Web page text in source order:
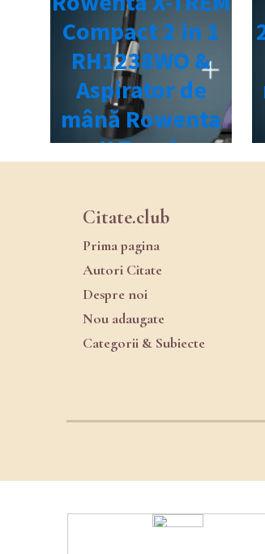
Citate.club
Prima pagina
Autori Citate
Despre noi
Nou adaugate
Categorii & Subiecte